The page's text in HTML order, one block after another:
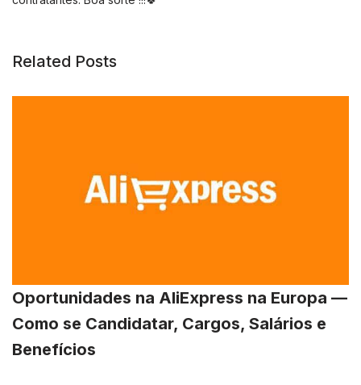
Related Posts
Oportunidades na AliExpress na Europa —
Como se Candidatar, Cargos, Salários e
Benefícios